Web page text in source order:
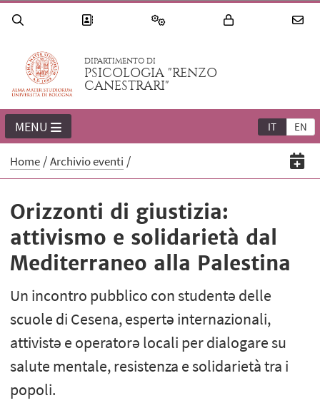
DIPARTIMENTO DI
PSICOLOGIA "RENZO
CANESTRARI"
IT EN
MENU
Home Archivio eventi
Orizzonti di giustizia:
attivismo e solidarietà dal
Mediterraneo alla Palestina
Un incontro pubblico con studentə delle
scuole di Cesena, espertə internazionali,
attivistə e operatorə locali per dialogare su
salute mentale, resistenza e solidarietà tra i
popoli.